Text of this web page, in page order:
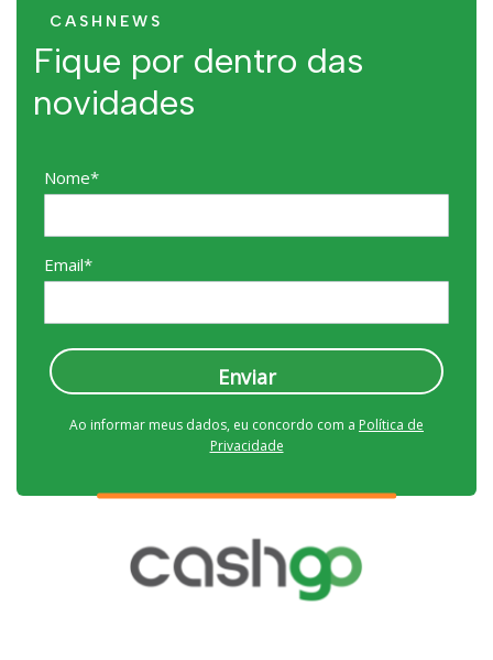
CASHNEWS
Fique por dentro das
novidades
Nome*
Email*
Enviar
Ao informar meus dados, eu concordo com a Política de
Privacidade